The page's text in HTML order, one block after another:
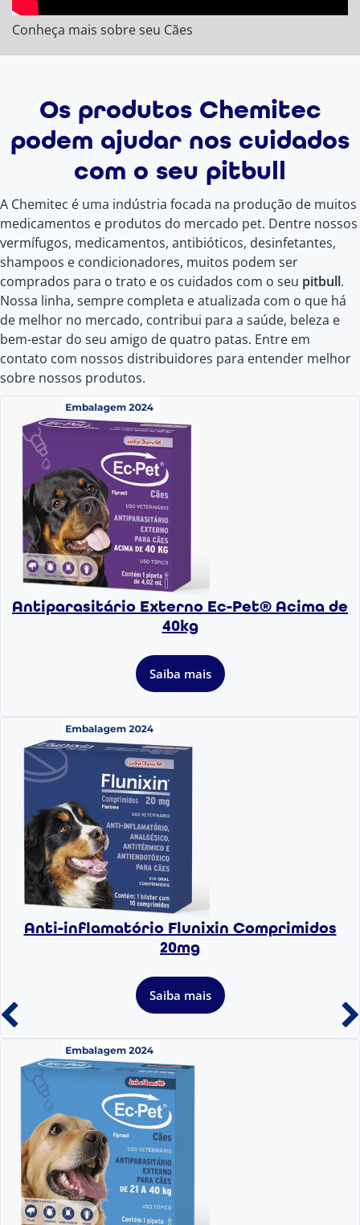
Conheça mais sobre seu Cães
Os produtos Chemitec
podem ajudar nos cuidados
com o seu pitbull
A Chemitec é uma indústria focada na produção de muitos
medicamentos e produtos do mercado pet. Dentre nossos
vermífugos, medicamentos, antibióticos, desinfetantes,
shampoos e condicionadores, muitos podem ser
comprados para o trato e os cuidados com o seu pitbull.
Nossa linha, sempre completa e atualizada com o que há
de melhor no mercado, contribui para a saúde, beleza e
bem-estar do seu amigo de quatro patas. Entre em
contato com nossos distribuidores para entender melhor
sobre nossos produtos.
Antiparasitário Externo Ec-Pet® Acima de
40kg
Saiba mais
Anti-inflamatório Flunixin Comprimidos
20mg
Saiba mais